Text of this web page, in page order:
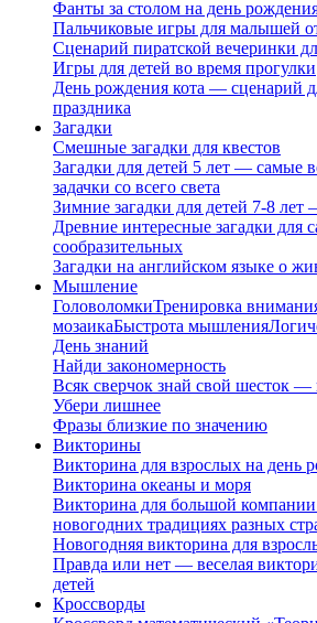
Фанты за столом на день
Пальчиковые игры для малышей
Сценарий пиратской вечеринки
Игры для детей во время прогулки
День рождения кота — сценарий
праздника
Загадки
Смешные загадки для квестов
Загадки для детей 5 лет — самые
задачки со всего света
Зимние загадки для детей 7-8 лет
Древние интересные загадки для
сообразительных
Загадки на английском языке о
Мышление
ГоловоломкиТренировка
мозаикаБыстрота мышления
День знаний
Найди закономерность
Всяк сверчок знай свой шесток —
Убери лишнее
Фразы близкие по значению
Викторины
Викторина для взрослых на день
Викторина океаны и моря
Викторина для большой
новогодних традициях разных
Новогодняя викторина для
Правда или нет — веселая
детей
Кроссворды